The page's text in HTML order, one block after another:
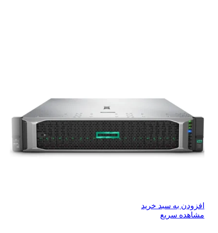
افزودن به سبد خرید
مشاهده سریع